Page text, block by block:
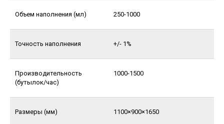
Объем наполнения (мл) 250-1000
Точность наполнения +/- 1%
Производительность
(бутылок/час)
1000-1500
Размеры (мм) 1100×900×1650